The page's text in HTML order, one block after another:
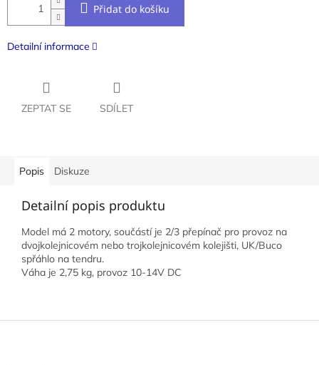
Přidat do košíku
Detailní informace
ZEPTAT SE SDÍLET
Popis Diskuze
Detailní popis produktu
Model má 2 motory, součástí je 2/3 přepínač pro provoz na
dvojkolejnicovém nebo trojkolejnicovém kolejišti, UK/Buco
spřáhlo na tendru.
Váha je 2,75 kg, provoz 10-14V DC
Z